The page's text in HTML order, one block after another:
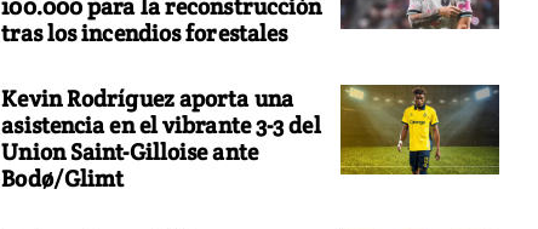
tras los incendios forestales
Kevin Rodríguez aporta una
asistencia en el vibrante 3-3 del
Union Saint-Gilloise ante
Bodø/Glimt